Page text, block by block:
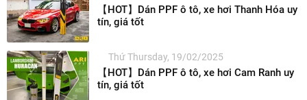
【HOT】Dán PPF ô tô, xe hơi Thanh Hóa uy
tín, giá tốt
Thứ Thursday, 19/02/2025
【HOT】Dán PPF ô tô, xe hơi Cam Ranh uy
tín, giá tốt